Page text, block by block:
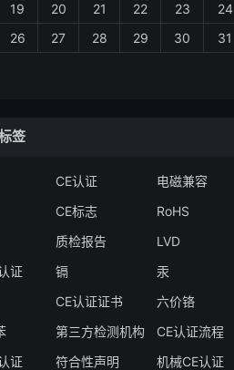
19 20 21 22 23
24
26 27 28 29 30 31
签
CE认证
电磁兼容
CE标志
RoHS
质检报告
LVD
证
镉
汞
CE认证证书
六价铬
第三方检测机构
CE认证流程
证
符合性声明
机械CE认证